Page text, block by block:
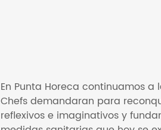
En Punta Horeca continuamos
Chefs demandaran para
reflexivos e imaginativos y